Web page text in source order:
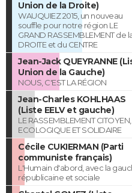
Union de la Droite)
WAUQUIEZ 2015, un nouveau
souffle pour notre région LE
GRAND RASSEMBLEMENT de
DROITE et du CENTRE
Jean-Jack QUEYRANNE
Union de la Gauche)
NOUS, C'EST LA RÉGION
Jean-Charles KOHLHAAS
(Liste EELV et gauche)
LE RASSEMBLEMENT CITOYEN,
ECOLOGIQUE ET SOLIDAIRE
Cécile CUKIERMAN (Parti
communiste français)
L'Humain d'abord, avec la
républicaine et sociale